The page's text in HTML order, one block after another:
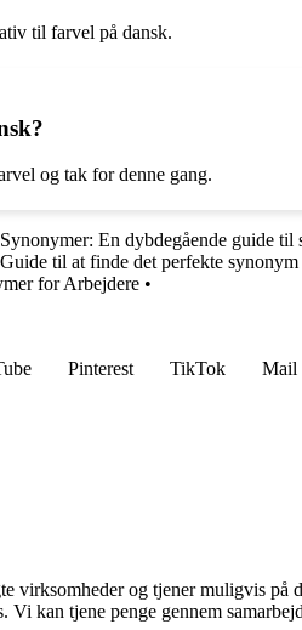
til farvel på dansk.
og tak for denne gang.
En dybdegående guide til
Guide til at finde det perfekte synonym
for Arbejdere •
Pinterest TikTok Mail
virksomheder og tjener muligvis på
kan tjene penge gennem